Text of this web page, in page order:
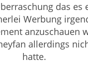
das es
Werbung
anzuschauen
allerdings
hatte.